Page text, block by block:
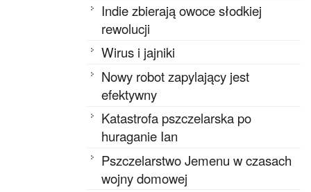
Indie zbierają owoce słodkiej
rewolucji
Wirus i jajniki
Nowy robot zapylający jest
efektywny
Katastrofa pszczelarska po
huraganie Ian
Pszczelarstwo Jemenu w czasach
wojny domowej